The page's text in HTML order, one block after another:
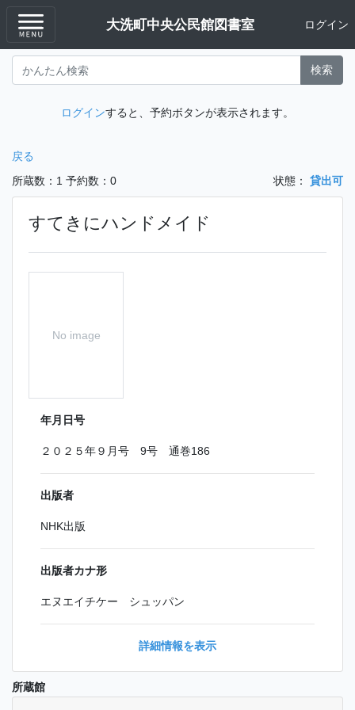
大洗町中央公民館図書室 ログイン
検索
ログインすると、予約ボタンが表示されます。
戻る
所蔵数：1 予約数：0 状態： 貸出可
すてきにハンドメイド
No image
年月日号
２０２５年９月号 9号 通巻186
出版者
NHK出版
出版者カナ形
エヌエイチケー シュッパン
詳細情報を表示
所蔵館